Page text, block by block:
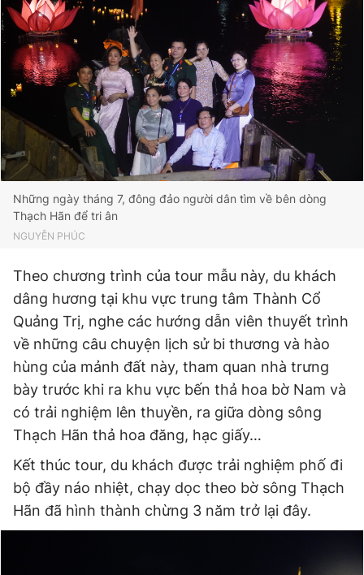
Những ngày tháng 7, đông đảo người dân tìm về bên dòng
Thạch Hãn để tri ân
NGUYỄN PHÚC
Theo chương trình của tour mẫu này, du khách
dâng hương tại khu vực trung tâm Thành Cổ
Quảng Trị, nghe các hướng dẫn viên thuyết trình
về những câu chuyện lịch sử bi thương và hào
hùng của mảnh đất này, tham quan nhà trưng
bày trước khi ra khu vực bến thả hoa bờ Nam và
có trải nghiệm lên thuyền, ra giữa dòng sông
Thạch Hãn thả hoa đăng, hạc giấy…
Kết thúc tour, du khách được trải nghiệm phố đi
bộ đầy náo nhiệt, chạy dọc theo bờ sông Thạch
Hãn đã hình thành chừng 3 năm trở lại đây.